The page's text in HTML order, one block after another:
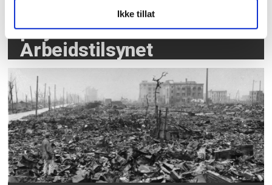
Ikke tillat
Over 1200 voldshendelser
på jobb varslet til
Arbeidstilsynet